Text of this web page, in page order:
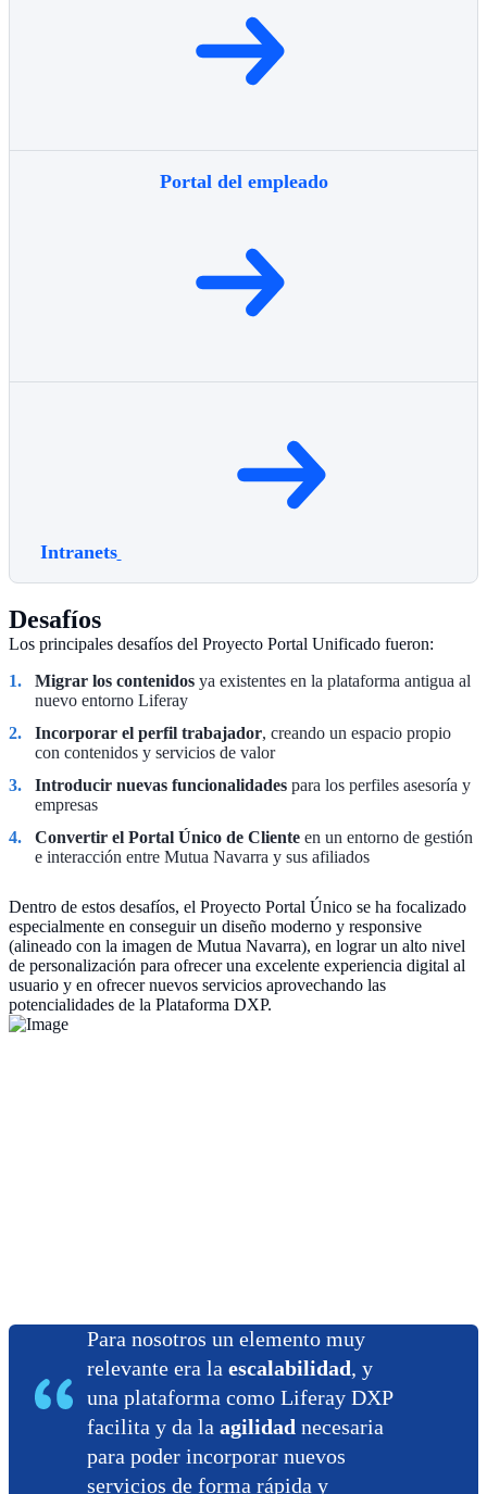
Portal del empleado
Intranets
Desafíos
Los principales desafíos del Proyecto Portal Unificado fueron:
Migrar los contenidos ya existentes en la plataforma antigua al
nuevo entorno Liferay
Incorporar el perfil trabajador, creando un espacio propio
con contenidos y servicios de valor
Introducir nuevas funcionalidades para los perfiles asesoría y
empresas
Convertir el Portal Único de Cliente en un entorno de gestión
e interacción entre Mutua Navarra y sus afiliados
Dentro de estos desafíos, el Proyecto Portal Único se ha focalizado
especialmente en conseguir un diseño moderno y responsive
(alineado con la imagen de Mutua Navarra), en lograr un alto nivel
de personalización para ofrecer una excelente experiencia digital al
usuario y en ofrecer nuevos servicios aprovechando las
potencialidades de la Plataforma DXP.
Para nosotros un elemento muy
relevante era la escalabilidad, y
una plataforma como Liferay DXP
facilita y da la agilidad necesaria
para poder incorporar nuevos
servicios de forma rápida y